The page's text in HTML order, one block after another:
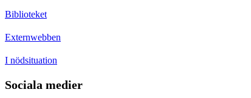
Biblioteket
Externwebben
I nödsituation
Sociala medier